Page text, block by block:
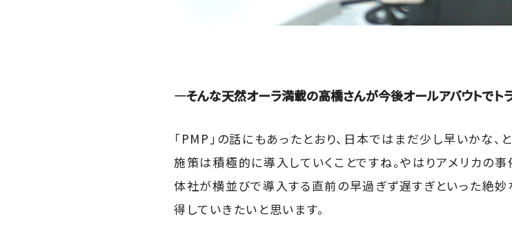
―そんな天然オーラ満載の高橋さんが今後オールアバウトでト
「PMP」の話にもあったとおり、日本ではまだ少し早いかな
施策は積極的に導入していくことですね。やはりアメリカの
体社が横並びで導入する直前の早過ぎず遅すぎといった絶妙
得していきたいと思います。